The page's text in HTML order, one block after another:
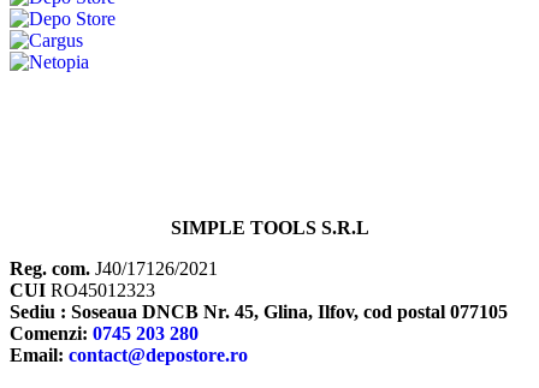
SIMPLE TOOLS S.R.L
Reg. com. J40/17126/2021
CUI RO45012323
Sediu : Soseaua DNCB Nr. 45, Glina, Ilfov, cod postal 077105
Comenzi: 0745 203 280
Email: contact@depostore.ro